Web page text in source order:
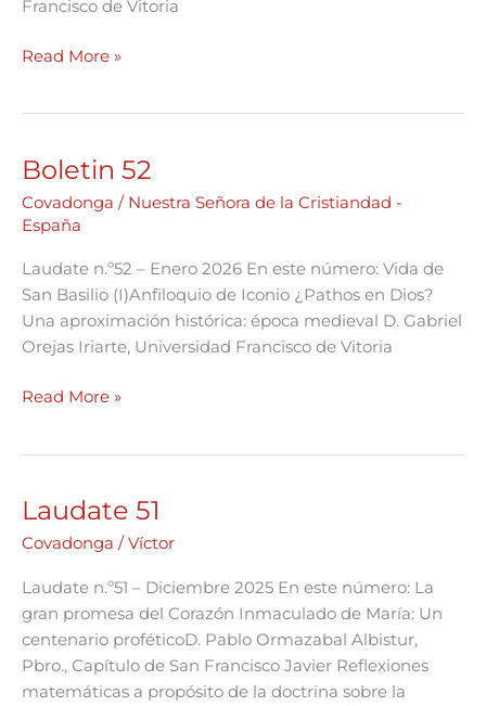
Francisco de Vitoria
Read More »
Boletin 52
Covadonga / Nuestra Señora de la Cristiandad -
España
Laudate n.º52 – Enero 2026 En este número: Vida de
San Basilio (I)Anfiloquio de Iconio ¿Pathos en Dios?
Una aproximación histórica: época medieval D. Gabriel
Orejas Iriarte, Universidad Francisco de Vitoria
Boletin
52
Read More »
Laudate 51
Covadonga /Víctor
Laudate n.º51 – Diciembre 2025 En este número: La
gran promesa del Corazón Inmaculado de María: Un
centenario proféticoD. Pablo Ormazabal Albistur,
Pbro., Capítulo de San Francisco Javier Reflexiones
matemáticas a propósito de la doctrina sobre la
Laudate
51